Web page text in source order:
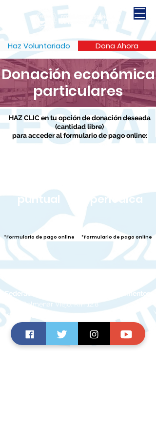
Haz Voluntariado Dona Ahora
HAZ CLIC en tu opción de donación deseada
(cantidad libre)
para acceder al formulario de pago online:
Donación económica
particulares
puntual
periódica
*Formulario de pago online *Formulario de pago online
Federación Española de Bancos de Alimentos
Ctra. Colmenar Viejo. Km 12,8
(Ciudad Escolar) 28049, Madrid
TELÉFONO:
CORREO:
fesbal@fesbal.org